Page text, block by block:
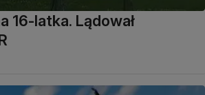
16-latka. Lądował